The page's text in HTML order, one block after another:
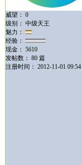
威望： 0
级别： 中级天王
魅力：
经验：
现金： 5610
发帖数： 80 篇
注册时间： 2012-11-01 09:54